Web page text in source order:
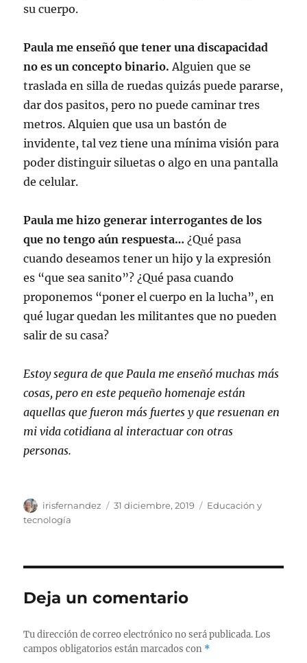
su cuerpo.
Paula me enseñó que tener una discapacidad
no es un concepto binario.Alguien que se
traslada en silla de ruedas quizás puede pararse,
dar dos pasitos, pero no puede caminar tres
metros. Alquien que usa un bastón de
invidente, tal vez tiene una mínima visión para
poder distinguir siluetas o algo en una pantalla
de celular.
Paula me hizo generar interrogantes de los
que no tengo aún respuesta…¿Qué pasa
cuando deseamos tener un hijo y la expresión
es “que sea sanito”? ¿Qué pasa cuando
proponemos “poner el cuerpo en la lucha”, en
qué lugar quedan les militantes que no pueden
salir de su casa?
Estoy segura de que Paula me enseñó muchas más
cosas, pero en este pequeño homenaje están
aquellas que fueron más fuertes y que resuenan en
mi vida cotidiana al interactuar con otras
personas.
Autor
irisfernandez
Publicado
31 diciembre, 2019 Categorías
Educación y
tecnología
Deja un comentario
Tu dirección de correo electrónico no será publicada. Los
campos obligatorios están marcados con *